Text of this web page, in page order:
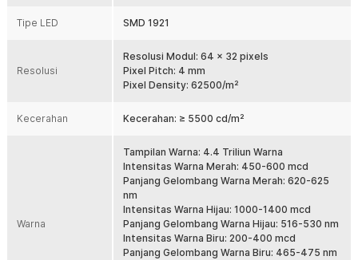
dukungan teknologi kontrol warna yang mampu membuat warna
merah, hijau, biru, dan putih sempurna. Konten visual yang
Gerakan Halus Anti Glitch
Tak ada lagi konten visual yang tersendat karena panel modul ini
kecil pixel pitch dan semakin besar kepadatannya, maka gambar
membuat gerakannya makin mulus.
Layar Cerah Hemat Energi
Dengan kecerahan ≥ 5500 cd/m², panel modul ini cocok dipasang
di area outdoor. Kecerahan yang tinggi membuat panel tetap
terlihat jelas meskipun berada di lingkungan yang terang, seperti di
siang hari. Terlebih lagi panel ini menggunakan rasio 1/10 duty yang
membuat efisiensi daya listriknya lebih tinggi.
Tipe LED SMD 1921
Resolusi
Resolusi Modul: 64 x 32 pixels
Pixel Pitch: 4 mm
Pixel Density: 62500/m²
Kecerahan Kecerahan: ≥ 5500 cd/m²
Warna
Tampilan Warna: 4.4 Triliun Warna
Intensitas Warna Merah: 450-600 mcd
Panjang Gelombang Warna Merah: 620-625
nm
Intensitas Warna Hijau: 1000-1400 mcd
Panjang Gelombang Warna Hijau: 516-530 nm
Intensitas Warna Biru: 200-400 mcd
Panjang Gelombang Warna Biru: 465-475 nm